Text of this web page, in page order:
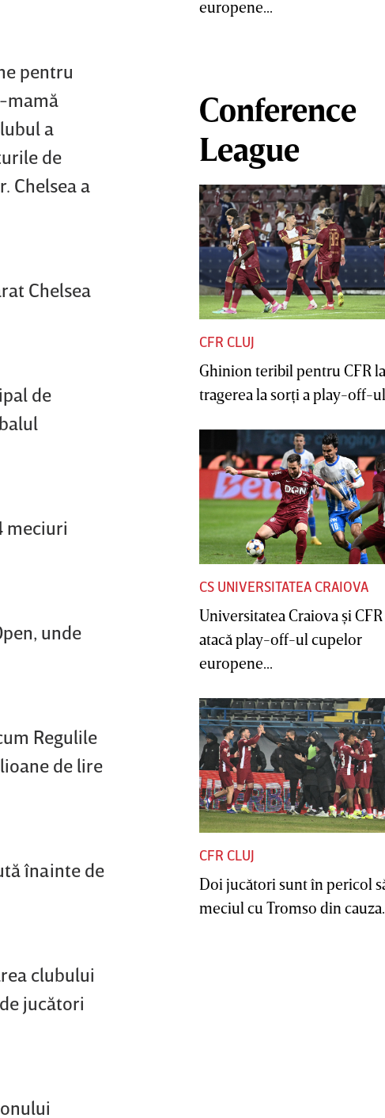
pentru
mamă
a
de
Chelsea a
Chelsea
de
meciuri
unde
Regulile
de lire
înainte de
clubului
jucători
europene...
Conference
League
CFR CLUJ
Ghinion teribil pentru CFR la
tragerea la sorţi a play-off-
CS UNIVERSITATEA CRAIOVA
Universitatea Craiova şi
atacă play-off-ul cupelor
europene...
CFR CLUJ
Doi jucători sunt în pericol
meciul cu Tromso din